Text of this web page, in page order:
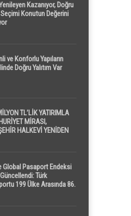
Kazanıyor, Doğru
Konutun Değerini
ve Konforlu Yapıların
Doğru Yalıtım Var
TL’LİK YATIRIMLA
MİRASI,
HALKEVİ YENİDEN
Global Pasaport Endeksi
Türk
199 Ülke Arasında 86.